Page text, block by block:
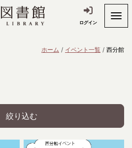
ログイン
ホーム イベント一覧 西分館
絞り込む